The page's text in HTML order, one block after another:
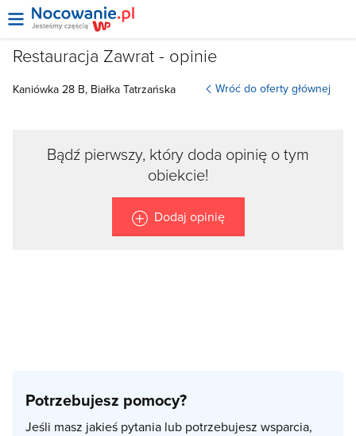
Restauracja Zawrat - opinie
Kaniówka 28 B, Białka Tatrzańska Wróć do oferty głównej
Bądź pierwszy, który doda opinię o tym
obiekcie!
Dodaj opinię
Potrzebujesz pomocy?
Jeśli masz jakieś pytania lub potrzebujesz wsparcia,